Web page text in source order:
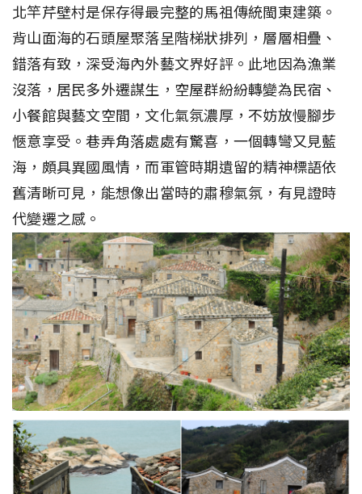
北竿芹壁村是保存得最完整的馬祖傳統閩東建築。
背山面海的石頭屋聚落呈階梯狀排列，層層相疊、
錯落有致，深受海內外藝文界好評。此地因為漁業
沒落，居民多外遷謀生，空屋群紛紛轉變為民宿、
小餐館與藝文空間，文化氣氛濃厚，不妨放慢腳步
愜意享受。巷弄角落處處有驚喜，一個轉彎又見藍
海，頗具異國風情，而軍管時期遺留的精神標語依
舊清晰可見，能想像出當時的肅穆氣氛，有見證時
代變遷之感。